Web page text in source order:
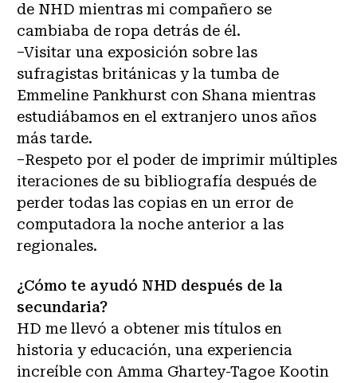
de NHD mientras mi compañero se
cambiaba de ropa detrás de él.
–Visitar una exposición sobre las
sufragistas británicas y la tumba de
Emmeline Pankhurst con Shana mientras
estudiábamos en el extranjero unos años
más tarde.
–Respeto por el poder de imprimir múltiples
iteraciones de su bibliografía después de
perder todas las copias en un error de
computadora la noche anterior a las
regionales.
¿Cómo te ayudó NHD después de la
secundaria?
HD me llevó a obtener mis títulos en
historia y educación, una experiencia
increíble con Amma Ghartey-Tagoe Kootin